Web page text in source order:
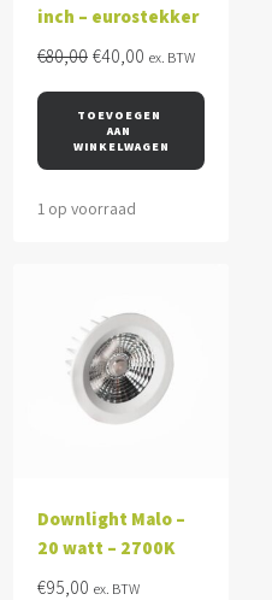
inch – eurostekker
€80,00 Oorspronkelijke
was:
€80,00.
€40,00 Huidige
is:
€40,00.
ex. BTW
TOEVOEGEN
AAN
WINKELWAGEN
1 op voorraad
Downlight Malo –
20 watt – 2700K
€95,00 ex. BTW